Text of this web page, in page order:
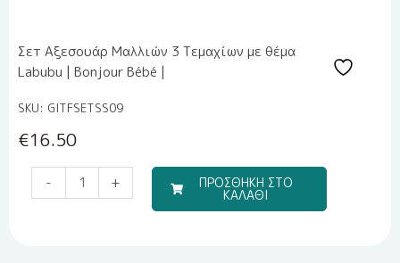
Σετ Αξεσουάρ Μαλλιών 3 Τεμαχίων με θέμα
Labubu | Bonjour Bébé |
SKU: GITFSETSS09
€16.50
-
Αξεσουάρ
+ ΠΡΟΣΘΗΚΗ ΣΤΟ
ΚΑΛΑΘΙ